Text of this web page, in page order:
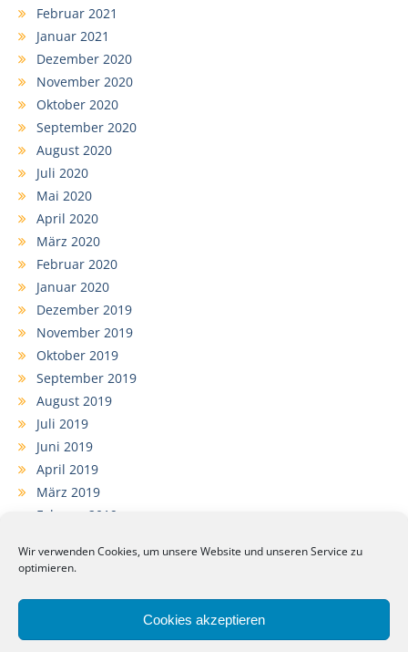
Wir verwenden Cookies, um unsere Website und unseren Service zu
optimieren.
Cookies akzeptieren
Februar 2021
Januar 2021
Dezember 2020
November 2020
Oktober 2020
September 2020
August 2020
Juli 2020
Mai 2020
April 2020
März 2020
Februar 2020
Januar 2020
Dezember 2019
November 2019
Oktober 2019
September 2019
August 2019
Juli 2019
Juni 2019
April 2019
März 2019
Februar 2019
Dezember 2018